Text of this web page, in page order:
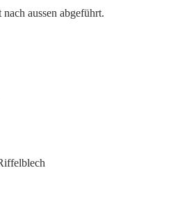
aussen abgeführt.